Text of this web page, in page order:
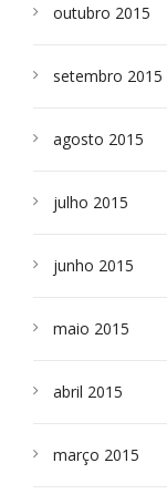
outubro 2015
setembro 2015
agosto 2015
julho 2015
junho 2015
maio 2015
abril 2015
março 2015